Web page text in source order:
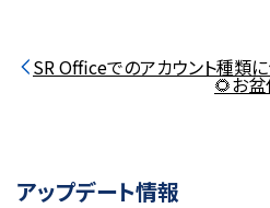
SR Officeでのアカウント種類
🌻お盆
アップデート情報